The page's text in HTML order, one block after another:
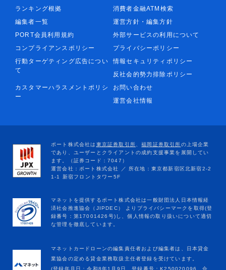
ランキング根拠
消費者金融ATM検索
編集者一覧
運営方針・編集方針
PORT会員利用規約
外部サービスの利用について
コンプライアンスポリシー
プライバシーポリシー
行動ターゲティング広告につい
て
情報セキュリティポリシー
反社会的勢力排除ポリシー
カスタマーハラスメントポリシ
ー
お問い合わせ
運営会社情報
マネットカードローンの編集責任者および編集者は、日本貸金
業協会の定める貸金業務取扱主任者登録を受けています。
(登録年月日：令和8年1月9日、登録番号：K250020096、合